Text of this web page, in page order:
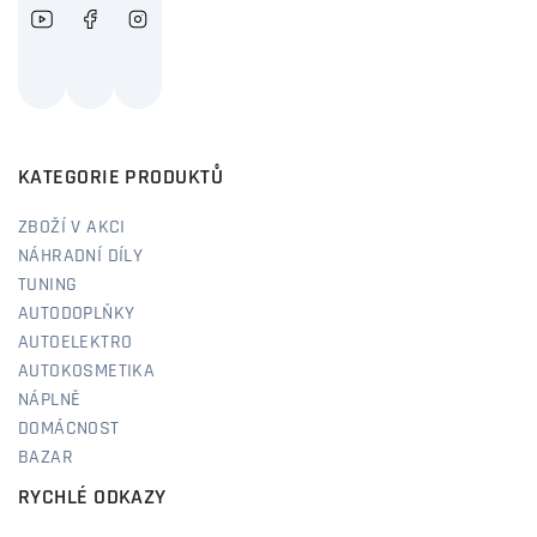
KATEGORIE PRODUKTŮ
ZBOŽÍ V AKCI
NÁHRADNÍ DÍLY
TUNING
AUTODOPLŇKY
AUTOELEKTRO
AUTOKOSMETIKA
NÁPLNĚ
DOMÁCNOST
BAZAR
RYCHLÉ ODKAZY